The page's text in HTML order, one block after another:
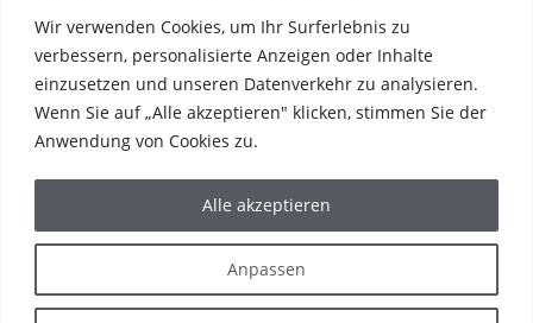
Wir verwenden Cookies, um Ihr Surferlebnis zu
verbessern, personalisierte Anzeigen oder Inhalte
einzusetzen und unseren Datenverkehr zu analysieren.
Wenn Sie auf „Alle akzeptieren" klicken, stimmen Sie der
Anwendung von Cookies zu.
Anpassen
Alle akzeptieren
Tel. +49 7308 96040
Fax +49 7308 960415
info@hafi.de
DIE WELT VON HAFI
SERVICE & KONTAKT
NEWS & PRESSE